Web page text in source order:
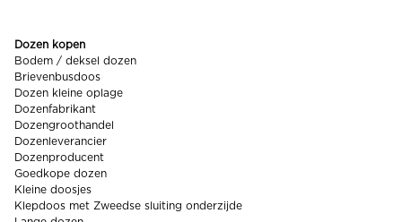
Dozen kopen
Bodem / deksel dozen
Brievenbusdoos
Dozen kleine oplage
Dozenfabrikant
Dozengroothandel
Dozenleverancier
Dozenproducent
Goedkope dozen
Kleine doosjes
Klepdoos met Zweedse sluiting onderzijde